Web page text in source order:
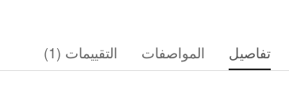
تفاصيل المواصفات التقييمات (1)